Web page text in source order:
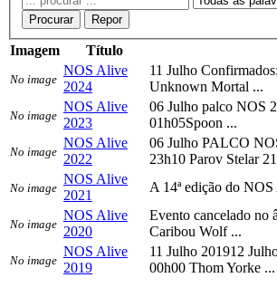
Procurar Repor
Imagem Título
No image
NOS Alive
2024
11 Julho
Unknown Mortal ...
No image
NOS Alive
2023
06 Julho palco NOS
01h05Spoon ...
No image
NOS Alive
2022
06 Julho PALCO
23h10 Parov Stelar
No image
NOS Alive
2021
A 14ª edição do
No image
NOS Alive
2020
Evento cancelado no
Caribou Wolf ...
No image
NOS Alive
2019
11 Julho 201912
00h00 Thom Yorke ...